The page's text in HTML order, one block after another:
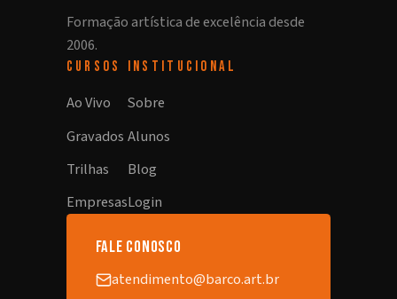
Formação artística de excelência desde
2006.
CURSOS
Ao Vivo
Gravados
Trilhas
Empresas
INSTITUCIONAL
Sobre
Alunos
Blog
Login
fale conosco
atendimento@barco.art.br